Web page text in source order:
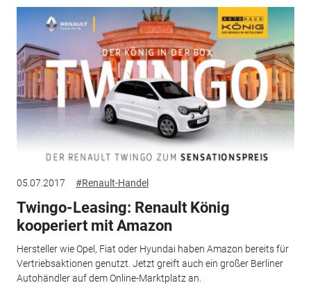
05.07.2017 #Renault-Handel
Twingo-Leasing: Renault König
kooperiert mit Amazon
Hersteller wie Opel, Fiat oder Hyundai haben Amazon bereits für
Vertriebsaktionen genutzt. Jetzt greift auch ein großer Berliner
Autohändler auf dem Online-Marktplatz an.